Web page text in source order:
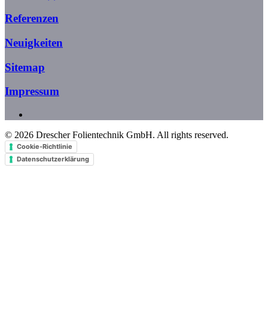
Referenzen
Neuigkeiten
Sitemap
Impressum
© 2026 Drescher Folientechnik GmbH. All rights reserved.
Cookie-Richtlinie
Datenschutzerklärung